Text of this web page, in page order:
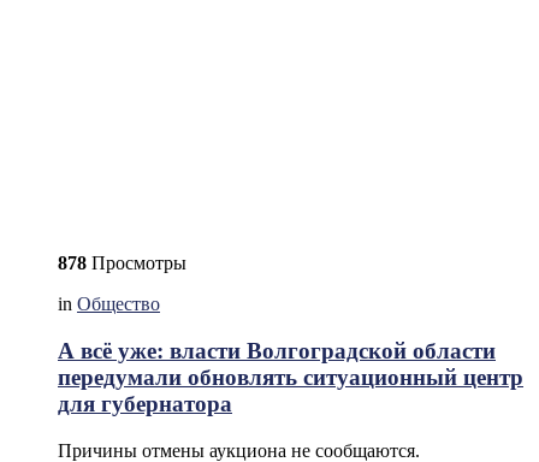
878 Просмотры
in Общество
А всё уже: власти Волгоградской области
передумали обновлять ситуационный центр
для губернатора
Причины отмены аукциона не сообщаются.